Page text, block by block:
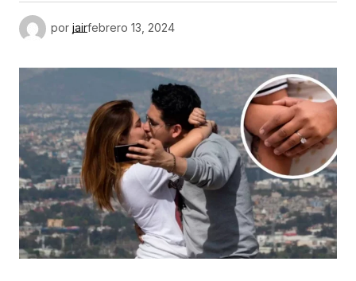
por jairfebrero 13, 2024